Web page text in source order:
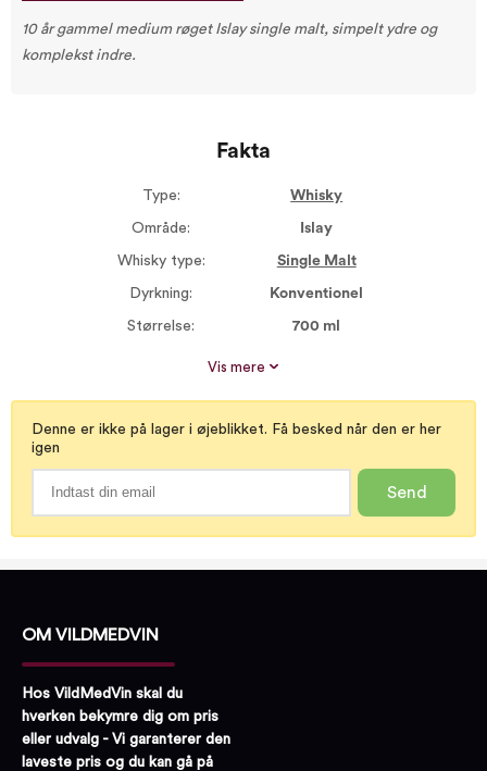
10 år gammel medium røget Islay single malt, simpelt ydre og
komplekst indre.
Fakta
Type: Whisky
Område: Islay
Whisky type: Single Malt
Dyrkning: Konventionel
Størrelse: 700 ml
Proptype: Plastprop
Vis mere
Denne er ikke på lager i øjeblikket. Få besked når den er her
igen
Send
OM VILDMEDVIN
Hos VildMedVin skal du
hverken bekymre dig om pris
eller udvalg - Vi garanterer den
laveste pris og du kan gå på